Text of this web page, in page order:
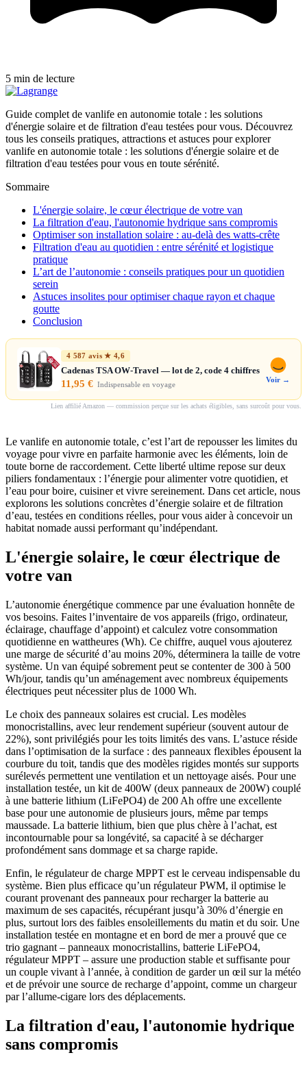
5 min de lecture
Guide complet de vanlife en autonomie totale : les solutions
d'énergie solaire et de filtration d'eau testées pour vous. Découvrez
tous les conseils pratiques, attractions et astuces pour explorer
vanlife en autonomie totale : les solutions d'énergie solaire et de
filtration d'eau testées pour vous en toute sérénité.
Sommaire
L'énergie solaire, le cœur électrique de votre van
La filtration d'eau, l'autonomie hydrique sans compromis
Optimiser son installation solaire : au-delà des watts-crête
Filtration d'eau au quotidien : entre sérénité et logistique
pratique
L’art de l’autonomie : conseils pratiques pour un quotidien
serein
Astuces insolites pour optimiser chaque rayon et chaque
goutte
Conclusion
4 587 avis ★ 4,6
Cadenas TSA OW-Travel — lot de 2, code 4 chiffres
11,95 € Indispensable en voyage
Voir →
Lien affilié Amazon — commission perçue sur les achats éligibles, sans surcoût pour vous.
Le vanlife en autonomie totale, c’est l’art de repousser les limites du
voyage pour vivre en parfaite harmonie avec les éléments, loin de
toute borne de raccordement. Cette liberté ultime repose sur deux
piliers fondamentaux : l’énergie pour alimenter votre quotidien, et
l’eau pour boire, cuisiner et vivre sereinement. Dans cet article, nous
explorons les solutions concrètes d’énergie solaire et de filtration
d’eau, testées en conditions réelles, pour vous aider à concevoir un
habitat nomade aussi performant qu’indépendant.
L'énergie solaire, le cœur électrique de
votre van
L’autonomie énergétique commence par une évaluation honnête de
vos besoins. Faites l’inventaire de vos appareils (frigo, ordinateur,
éclairage, chauffage d’appoint) et calculez votre consommation
quotidienne en wattheures (Wh). Ce chiffre, auquel vous ajouterez
une marge de sécurité d’au moins 20%, déterminera la taille de votre
système. Un van équipé sobrement peut se contenter de 300 à 500
Wh/jour, tandis qu’un aménagement avec nombreux équipements
électriques peut nécessiter plus de 1000 Wh.
Le choix des panneaux solaires est crucial. Les modèles
monocristallins, avec leur rendement supérieur (souvent autour de
22%), sont privilégiés pour les toits limités des vans. L’astuce réside
dans l’optimisation de la surface : des panneaux flexibles épousent la
courbure du toit, tandis que des modèles rigides montés sur supports
surélevés permettent une ventilation et un nettoyage aisés. Pour une
installation testée, un kit de 400W (deux panneaux de 200W) couplé
à une batterie lithium (LiFePO4) de 200 Ah offre une excellente
base pour une autonomie de plusieurs jours, même par temps
maussade. La batterie lithium, bien que plus chère à l’achat, est
incontournable pour sa longévité, sa capacité à se décharger
profondément sans dommage et sa charge rapide.
Enfin, le régulateur de charge MPPT est le cerveau indispensable du
système. Bien plus efficace qu’un régulateur PWM, il optimise le
courant provenant des panneaux pour recharger la batterie au
maximum de ses capacités, récupérant jusqu’à 30% d’énergie en
plus, surtout lors des faibles ensoleillements du matin et du soir. Une
installation testée en montagne et en bord de mer a prouvé que ce
trio gagnant – panneaux monocristallins, batterie LiFePO4,
régulateur MPPT – assure une production stable et suffisante pour
un couple vivant à l’année, à condition de garder un œil sur la météo
et de prévoir une source de recharge d’appoint, comme un chargeur
par l’allume-cigare lors des déplacements.
La filtration d'eau, l'autonomie hydrique
sans compromis